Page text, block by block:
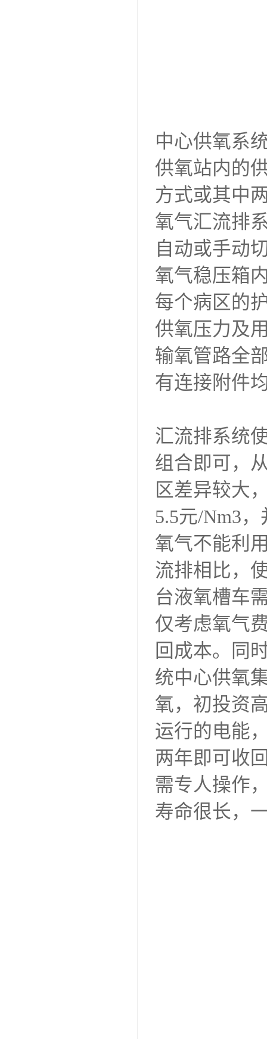
中心供氧系
供氧站内的
方式或其中
氧气汇流排
自动或手动
氧气稳压箱
每个病区的
供氧压力及
输氧管路全
有连接附件
汇流排系统
组合即可，
区差异较大
5.5元/Nm3
氧气不能利
流排相比，
台液氧槽车
仅考虑氧气
回成本。同
统中心供氧
氧，初投资
运行的电能
两年即可收
需专人操作
寿命很长，